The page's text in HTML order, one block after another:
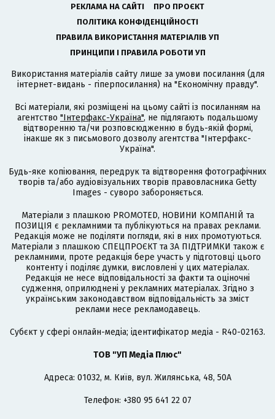
РЕКЛАМА НА САЙТІ
ПРО ПРОЄКТ
ПОЛІТИКА КОНФІДЕНЦІЙНОСТІ
ПРАВИЛА ВИКОРИСТАННЯ МАТЕРІАЛІВ УП
ПРИНЦИПИ І ПРАВИЛА РОБОТИ УП
Використання матеріалів сайту лише за умови посилання (для
інтернет-видань - гіперпосилання) на "Економічну правду".
Всі матеріали, які розміщені на цьому сайті із посиланням на
агентство "Інтерфакс-Україна", не підлягають подальшому
відтворенню та/чи розповсюдженню в будь-якій формі,
інакше як з письмового дозволу агентства "Інтерфакс-
Україна".
Будь-яке копіювання, передрук та відтворення фотографічних
творів та/або аудіовізуальних творів правовласника Getty
Images - суворо забороняється.
Матеріали з плашкою PROMOTED, НОВИНИ КОМПАНІЙ та
ПОЗИЦІЯ є рекламними та публікуються на правах реклами.
Редакція може не поділяти погляди, які в них промотуються.
Матеріали з плашкою СПЕЦПРОЄКТ та ЗА ПІДТРИМКИ також є
рекламними, проте редакція бере участь у підготовці цього
контенту і поділяє думки, висловлені у цих матеріалах.
Редакція не несе відповідальності за факти та оціночні
судження, оприлюднені у рекламних матеріалах. Згідно з
українським законодавством відповідальність за зміст
реклами несе рекламодавець.
Cубєкт у сфері онлайн-медіа; ідентифікатор медіа - R40-02163.
ТОВ "УП Медіа Плюс"
Адреса: 01032, м. Київ, вул. Жилянська, 48, 50А
Телефон: +380 95 641 22 07